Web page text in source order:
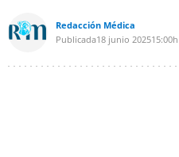
Redacción Médica
Publicada18 junio 202515:00h